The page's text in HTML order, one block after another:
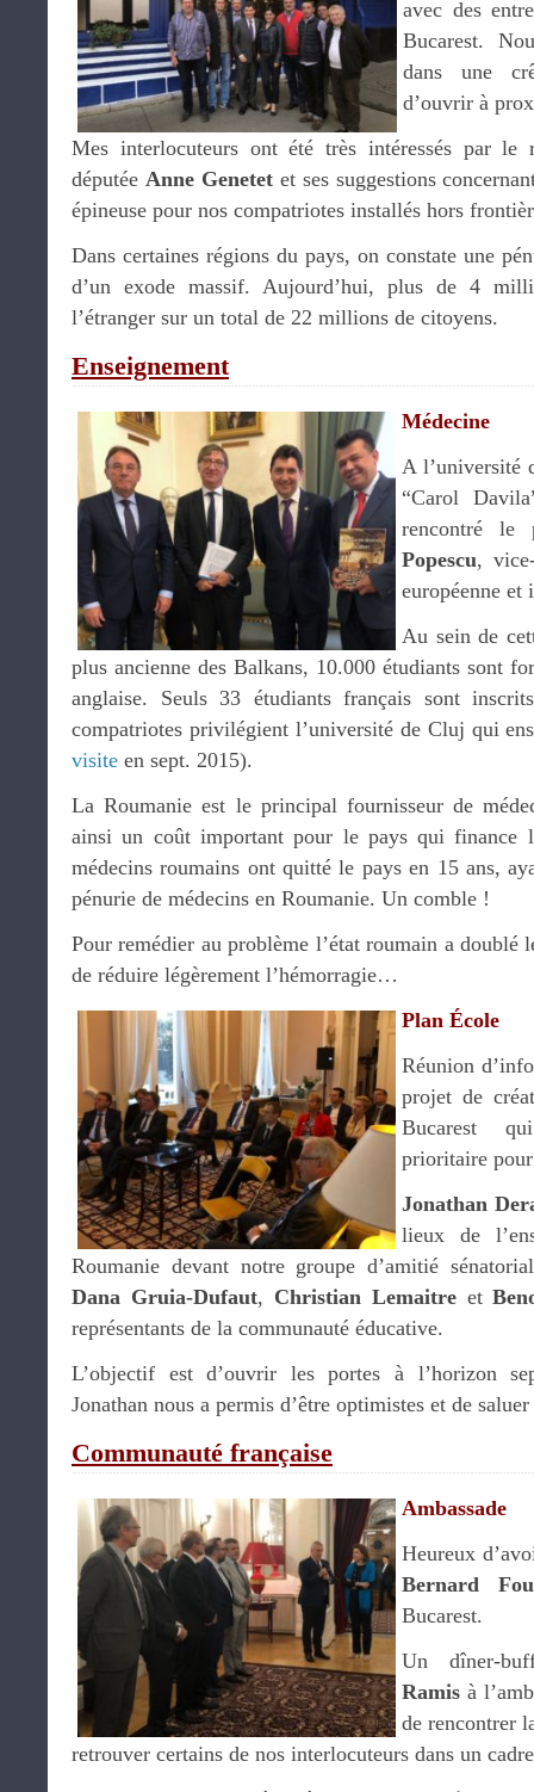
avec des
Bucarest.
dans une
d’ouvrir à
Mes interlocuteurs ont été très intéressés par
députée Anne Genetet et ses suggestions
épineuse pour nos compatriotes installés hors
Dans certaines régions du pays, on constate une
d’un exode massif. Aujourd’hui, plus de 4
l’étranger sur un total de 22 millions de citoyens.
Enseignement
Médecine
A l’université
“Carol
rencontré le
Popescu,
européenne et
Au sein de
plus ancienne des Balkans, 10.000 étudiants sont
anglaise. Seuls 33 étudiants français sont
compatriotes privilégient l’université de Cluj qui
visite en sept. 2015).
La Roumanie est le principal fournisseur de
ainsi un coût important pour le pays qui finance
médecins roumains ont quitté le pays en 15 ans,
pénurie de médecins en Roumanie. Un comble !
Pour remédier au problème l’état roumain a doublé
de réduire légèrement l’hémorragie…
Plan École
Réunion
projet de
Bucarest
prioritaire
Jonathan
lieux de
Roumanie devant notre groupe d’amitié
Dana Gruia-Dufaut, Christian Lemaitre et
représentants de la communauté éducative.
L’objectif est d’ouvrir les portes à l’horizon
Jonathan nous a permis d’être optimistes et de
Communauté française
Ambassade
Heureux
Bernard
Bucarest.
Un dîner-
Ramis à
de rencontrer
retrouver certains de nos interlocuteurs dans un